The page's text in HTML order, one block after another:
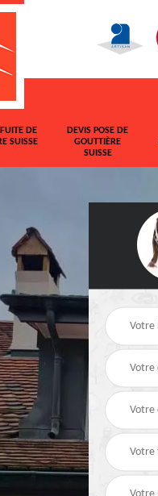
DE
SUISSE
DEVIS POSE DE
GOUTTIÈRE
SUISSE
changement de
tuile Suisse